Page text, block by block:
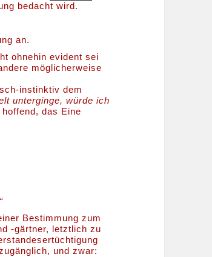
bedacht wird.
an.
ohnehin evident sei
möglicherweise
instinktiv dem
unterginge, würde ich
hoffend, das Eine
Bestimmung zum
-gärtner, letztlich zu
und zwar: